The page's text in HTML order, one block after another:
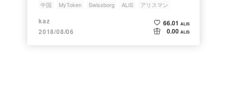
中国 MyToken Swissborg ALIS アリスマン
kaz
2018/08/06
66.01 ALIS
0.00 ALIS